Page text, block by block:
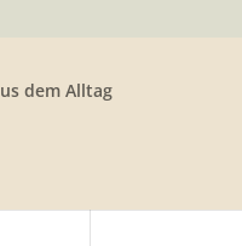
dem Alltag